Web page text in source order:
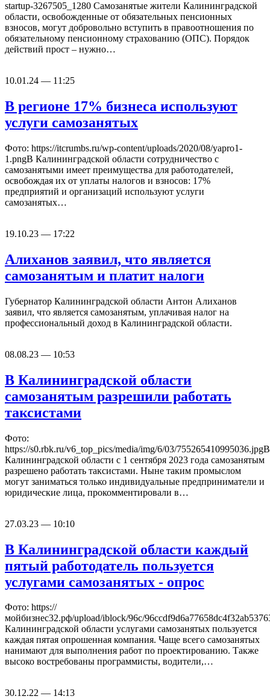
startup-3267505_1280 Самозанятые жители Калининградской
области, освобожденные от обязательных пенсионных
взносов, могут добровольно вступить в правоотношения по
обязательному пенсионному страхованию (ОПС). Порядок
действий прост – нужно…
10.01.24 — 11:25
В регионе 17% бизнеса используют
услуги самозанятых
Фото: https://itcrumbs.ru/wp-content/uploads/2020/08/yapro1-
1.pngВ Калининградской области сотрудничество с
самозанятыми имеет преимущества для работодателей,
освобождая их от уплаты налогов и взносов: 17%
предприятий и организаций используют услуги
самозанятых…
19.10.23 — 17:22
Алиханов заявил, что является
самозанятым и платит налоги
Губернатор Калининградской области Антон Алиханов
заявил, что является самозанятым, уплачивая налог на
профессиональный доход в Калининградской области.
08.08.23 — 10:53
В Калининградской области
самозанятым разрешили работать
таксистами
Фото:
https://s0.rbk.ru/v6_top_pics/media/img/6/03/755265410995036.jpgВ
Калининградской области с 1 сентября 2023 года самозанятым
разрешено работать таксистами. Ныне таким промыслом
могут заниматься только индивидуальные предприниматели и
юридические лица, прокомментировали в…
27.03.23 — 10:10
В Калининградской области каждый
пятый работодатель пользуется
услугами самозанятых ‑ опрос
Фото: https://
мойбизнес32.рф/upload/iblock/96c/
Калининградской области услугами самозанятых пользуется
каждая пятая опрошенная компания. Чаще всего самозанятых
нанимают для выполнения работ по проектированию. Также
высоко востребованы программисты, водители,…
30.12.22 — 14:13